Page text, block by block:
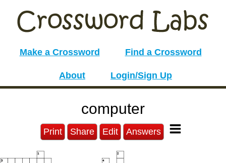
Make a Crossword Find a Crossword
About Login/Sign Up
computer
Print Share Edit Answers
1 2
3 4